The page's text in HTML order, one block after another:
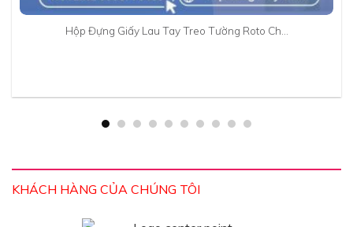
Hộp Đựng Giấy Lau Tay Treo Tường Roto Ch…
KHÁCH HÀNG CỦA CHÚNG TÔI